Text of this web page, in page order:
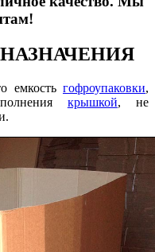
емкость гофроупаковки,
крышкой, не